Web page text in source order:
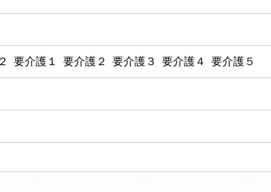
要介護１ 要介護２ 要介護３ 要介護４ 要介護５